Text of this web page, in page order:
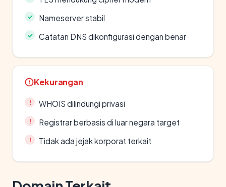
Nameserver stabil
Catatan DNS dikonfigurasi dengan benar
Kekurangan
WHOIS dilindungi privasi
Registrar berbasis di luar negara target
Tidak ada jejak korporat terkait